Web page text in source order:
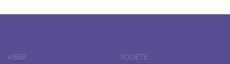
VIBER SOCIÉTÉ